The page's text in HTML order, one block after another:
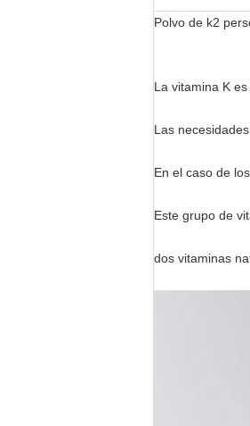
Polvo de k2
La vitamina K
Las
En el caso de
Este grupo de
dos vitaminas